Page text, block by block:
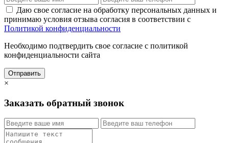
Даю свое согласие на обработку персональных данных и
принимаю условия отзыва согласия в соответствии с
Политикой конфиденциальности
Необходимо подтвердить свое согласие с политикой
конфиденциальности сайта
Отправить
×
Заказать обратный звонок